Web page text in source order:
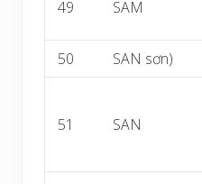
49 SAM
50
SAN sơn)
51 SAN